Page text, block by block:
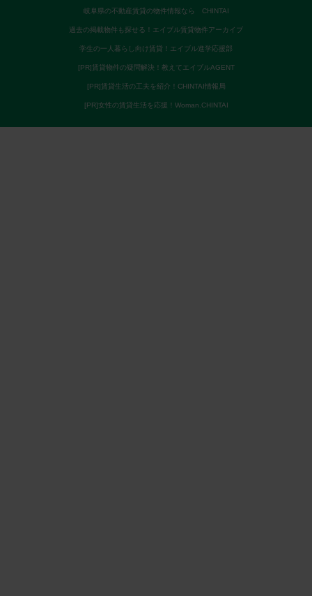
岐阜県の不動産賃貸の物件情報なら CHINTAI
過去の掲載物件も探せる！エイブル賃貸物件アーカイブ
学生の一人暮らし向け賃貸！エイブル進学応援部
[PR]賃貸物件の疑問解決！教えてエイブルAGENT
[PR]賃貸生活の工夫を紹介！CHINTAI情報局
[PR]女性の賃貸生活を応援！Woman.CHINTAI